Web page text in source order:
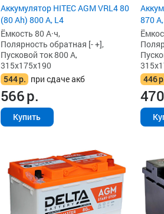
Аккумулятор HITEC AGM VRL4 80
(80 Ah) 800 А, L4
Ёмкость 80 А·ч,
Полярность обратная [- +],
Пусковой ток 800 А,
315x175x190
544р. при сдаче акб
566р.
Купить
870
446
470